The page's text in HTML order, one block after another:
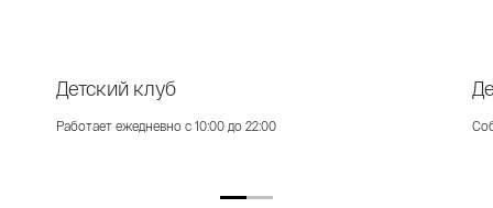
Детский клуб
Работает ежедневно с 10:00 до 22:00